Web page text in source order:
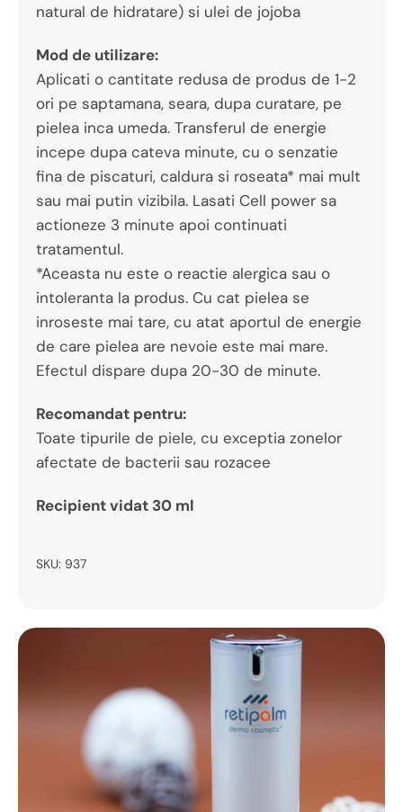
natural de hidratare) si ulei de jojoba
Mod de utilizare:
Aplicati o cantitate redusa de produs de 1-2
ori pe saptamana, seara, dupa curatare, pe
pielea inca umeda. Transferul de energie
incepe dupa cateva minute, cu o senzatie
fina de piscaturi, caldura si roseata* mai mult
sau mai putin vizibila. Lasati Cell power sa
actioneze 3 minute apoi continuati
tratamentul.
*Aceasta nu este o reactie alergica sau o
intoleranta la produs. Cu cat pielea se
inroseste mai tare, cu atat aportul de energie
de care pielea are nevoie este mai mare.
Efectul dispare dupa 20-30 de minute.
Recomandat pentru:
Toate tipurile de piele, cu exceptia zonelor
afectate de bacterii sau rozacee
Recipient vidat 30 ml
SKU: 937